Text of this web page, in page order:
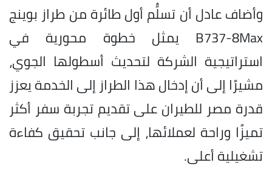
وأضاف عادل أن تسلُّم أول طائرة من طراز بوينج
B737-8Max يمثل خطوة محورية في
استراتيجية الشركة لتحديث أسطولها الجوي،
مشيرًا إلى أن إدخال هذا الطراز إلى الخدمة يعزز
قدرة مصر للطيران على تقديم تجربة سفر أكثر
تميزًا وراحة لعملائها، إلى جانب تحقيق كفاءة
تشغيلية أعلى.